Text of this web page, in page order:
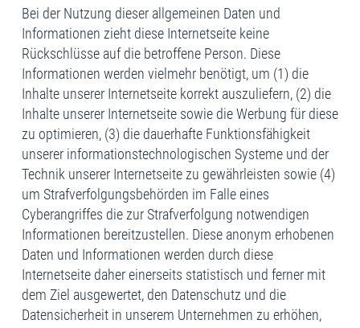
Bei der Nutzung dieser allgemeinen Daten und
Informationen zieht diese Internetseite keine
Rückschlüsse auf die betroffene Person. Diese
Informationen werden vielmehr benötigt, um (1) die
Inhalte unserer Internetseite korrekt auszuliefern, (2) die
Inhalte unserer Internetseite sowie die Werbung für diese
zu optimieren, (3) die dauerhafte Funktionsfähigkeit
unserer informationstechnologischen Systeme und der
Technik unserer Internetseite zu gewährleisten sowie (4)
um Strafverfolgungsbehörden im Falle eines
Cyberangriffes die zur Strafverfolgung notwendigen
Informationen bereitzustellen. Diese anonym erhobenen
Daten und Informationen werden durch diese
Internetseite daher einerseits statistisch und ferner mit
dem Ziel ausgewertet, den Datenschutz und die
Datensicherheit in unserem Unternehmen zu erhöhen,